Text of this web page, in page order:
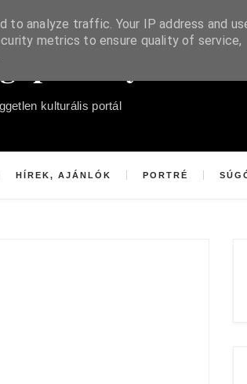
kulturális portál
HÍREK, AJÁNLÓK PORTRÉ
to analyze traffic. Your IP address and
metrics to ensure quality of service,